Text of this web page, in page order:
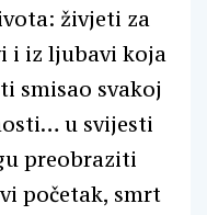
živjeti za
i iz ljubavi koja
smisao svakoj
u svijesti
preobraziti
početak, smrt